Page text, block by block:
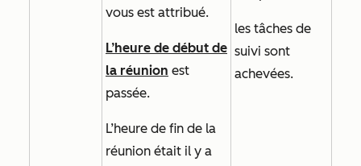
vous est attribué.
L’heure de début de
la réunion est
passée.
L’heure de fin de la
réunion était il y a
les tâches de
suivi sont
achevées.